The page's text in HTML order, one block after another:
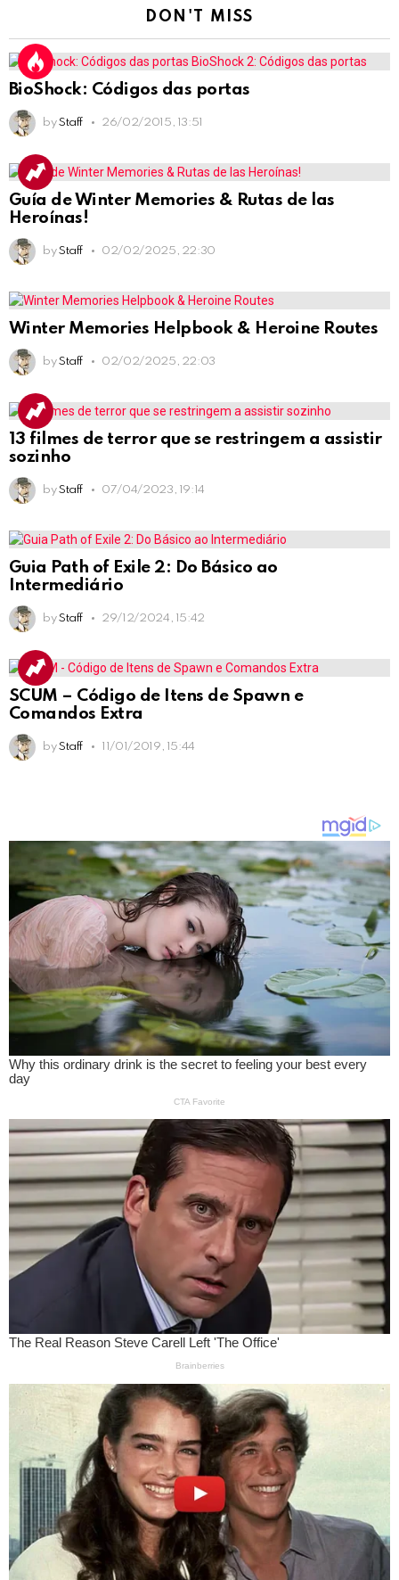
DON'T MISS
BioShock: Códigos das portas
by Staff 26/02/2015, 13:51
Guía de Winter Memories & Rutas de las
Heroínas!
by Staff 02/02/2025, 22:30
Winter Memories Helpbook & Heroine Routes
by Staff 02/02/2025, 22:03
13 filmes de terror que se restringem a assistir
sozinho
by Staff 07/04/2023, 19:14
Guia Path of Exile 2: Do Básico ao
Intermediário
by Staff 29/12/2024, 15:42
SCUM – Código de Itens de Spawn e
Comandos Extra
by Staff 11/01/2019, 15:44